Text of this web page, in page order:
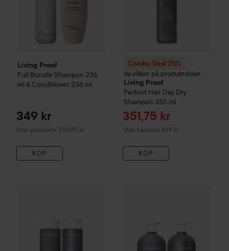
Living Proof
Full Bundle Shampoo 236
ml & Conditioner 236 ml
349 kr
Utan paketpris: 556,90 kr
KÖP
Combo Deal 25%
Se villkor på produktsidan
Living Proof
Perfect Hair Day Dry
Shampoo 355 ml
Reapris
351,75 kr
Utan kampanj 469 kr
KÖP